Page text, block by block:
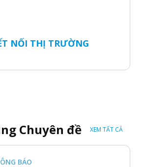
NỐI THỊ TRƯỜNG
Chuyên đề XEM TẤT CẢ
BÁO